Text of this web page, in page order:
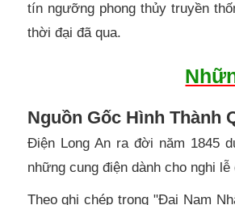
tín ngưỡng phong thủy truyền
thời đại đã qua.
Nguồn Gốc Hình Thành
Điện Long An ra đời năm 1845
những cung điện dành cho nghi
Theo ghi chép trong "Đại Nam